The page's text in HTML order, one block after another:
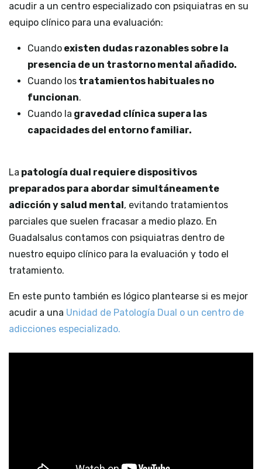
acudir a un centro especializado con psiquiatras en su
equipo clínico para una evaluación:
Cuando existen dudas razonables sobre la
presencia de un trastorno mental añadido.
Cuando los tratamientos habituales no
funcionan.
Cuando la gravedad clínica supera las
capacidades del entorno familiar.
La patología dual requiere dispositivos
preparados para abordar simultáneamente
adicción y salud mental, evitando tratamientos
parciales que suelen fracasar a medio plazo. En
Guadalsalus contamos con psiquiatras dentro de
nuestro equipo clínico para la evaluación y todo el
tratamiento.
En este punto también es lógico plantearse si es mejor
acudir a una Unidad de Patología Dual o un centro de
adicciones especializado.